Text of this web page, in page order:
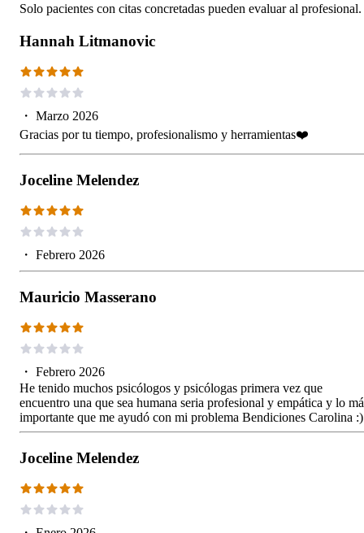
Solo pacientes con citas concretadas pueden evaluar al profesional.
Hannah Litmanovic
・ Marzo 2026
Gracias por tu tiempo, profesionalismo y herramientas❤️
Joceline Melendez
・ Febrero 2026
Mauricio Masserano
・ Febrero 2026
He tenido muchos psicólogos y psicólogas primera vez que
encuentro una que sea humana seria profesional y empática y lo
importante que me ayudó con mi problema Bendiciones Carolina :)
Joceline Melendez